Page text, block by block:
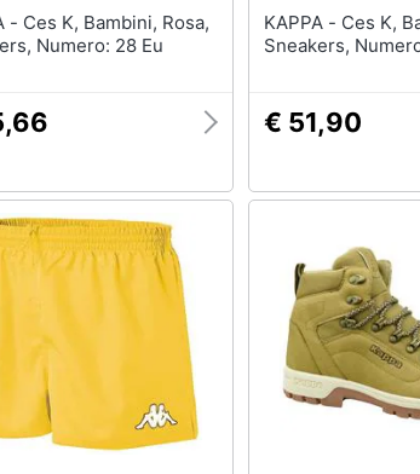
Rosa,
Numero: 28 Eu
KAPPA - Ces K, Bambini, Rosa,
Sneakers,
€ 51,90